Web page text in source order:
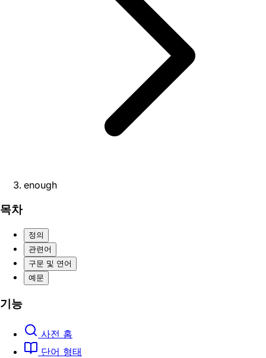
enough
목차
정의
관련어
구문 및 연어
예문
기능
사전 홈
단어 형태